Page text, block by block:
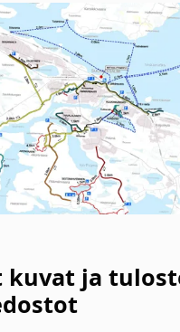
kuvat ja